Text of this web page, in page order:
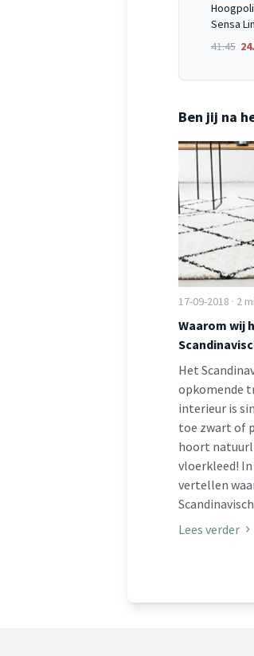
Sensa
41.45
Ben jij na
17-09-2018 · 2
Waarom wij
Het
opkomende
interieur is
toe zwart of
hoort
vloerkleed! In
vertellen
Lees verder